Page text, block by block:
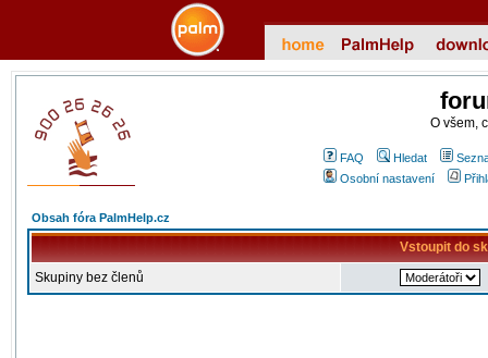
O všem,
FAQ Hledat
Osobní nastavení
Obsah fóra PalmHelp.cz
Vstoupit do
Skupiny bez členů